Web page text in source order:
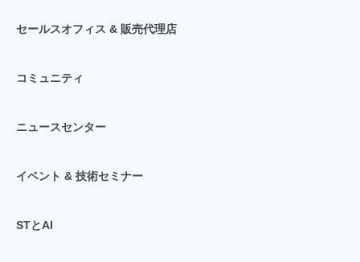
セールスオフィス & 販売代理店
コミュニティ
ニュースセンター
イベント & 技術セミナー
STとAI